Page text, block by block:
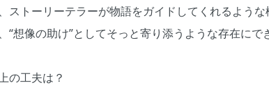
ストーリーテラーが物語をガイドしてくれるよう
“想像の助け”としてそっと寄り添うような存在にで
工夫は？